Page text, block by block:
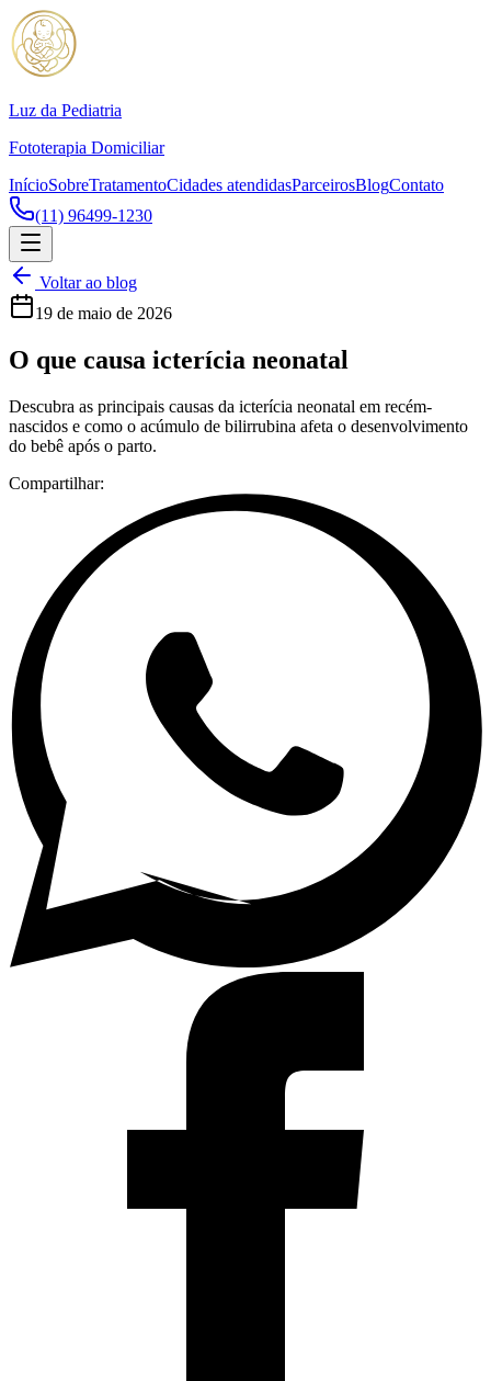
Luz da Pediatria
Fototerapia Domiciliar
InícioSobreTratamentoCidades atendidasParceirosBlogContato
(11) 96499-1230
Voltar ao blog
19 de maio de 2026
O que causa icterícia neonatal
Descubra as principais causas da icterícia neonatal em recém-
nascidos e como o acúmulo de bilirrubina afeta o desenvolvimento
do bebê após o parto.
Compartilhar: